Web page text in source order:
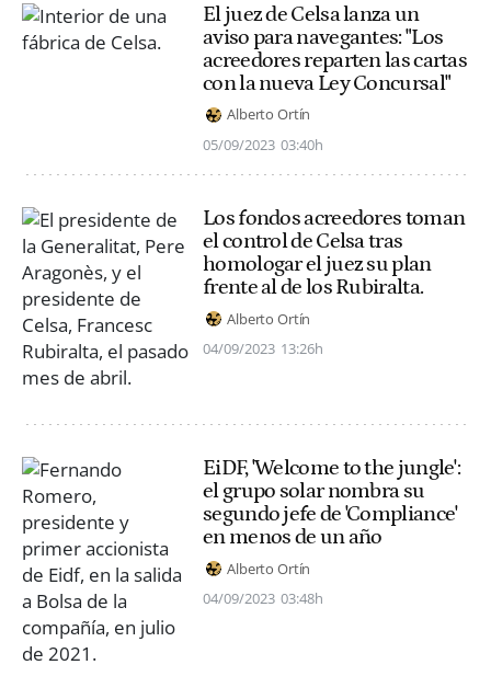
El juez de Celsa lanza un
aviso para navegantes: "Los
acreedores reparten las cartas
con la nueva Ley Concursal"
Alberto Ortín
05/09/2023 03:40h
Los fondos acreedores toman
el control de Celsa tras
homologar el juez su plan
frente al de los Rubiralta.
Alberto Ortín
04/09/2023 13:26h
EiDF, 'Welcome to the jungle':
el grupo solar nombra su
segundo jefe de 'Compliance'
en menos de un año
Alberto Ortín
04/09/2023 03:48h